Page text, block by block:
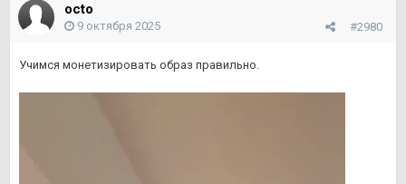
octo
#2980
9 октября 2025
Учимся монетизировать образ правильно.